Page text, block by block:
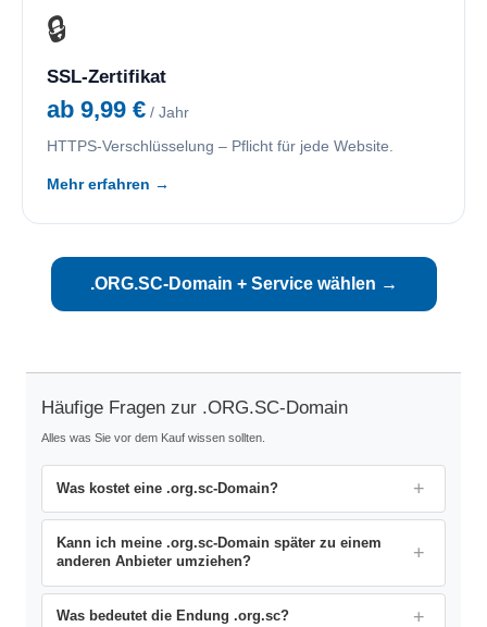
🔒
SSL-Zertifikat
ab 9,99 € / Jahr
HTTPS-Verschlüsselung – Pflicht für jede Website.
Mehr erfahren →
.ORG.SC-Domain + Service wählen →
Häufige Fragen zur .ORG.SC-Domain
Alles was Sie vor dem Kauf wissen sollten.
Was kostet eine .org.sc-Domain?
Kann ich meine .org.sc-Domain später zu einem
anderen Anbieter umziehen?
Was bedeutet die Endung .org.sc?